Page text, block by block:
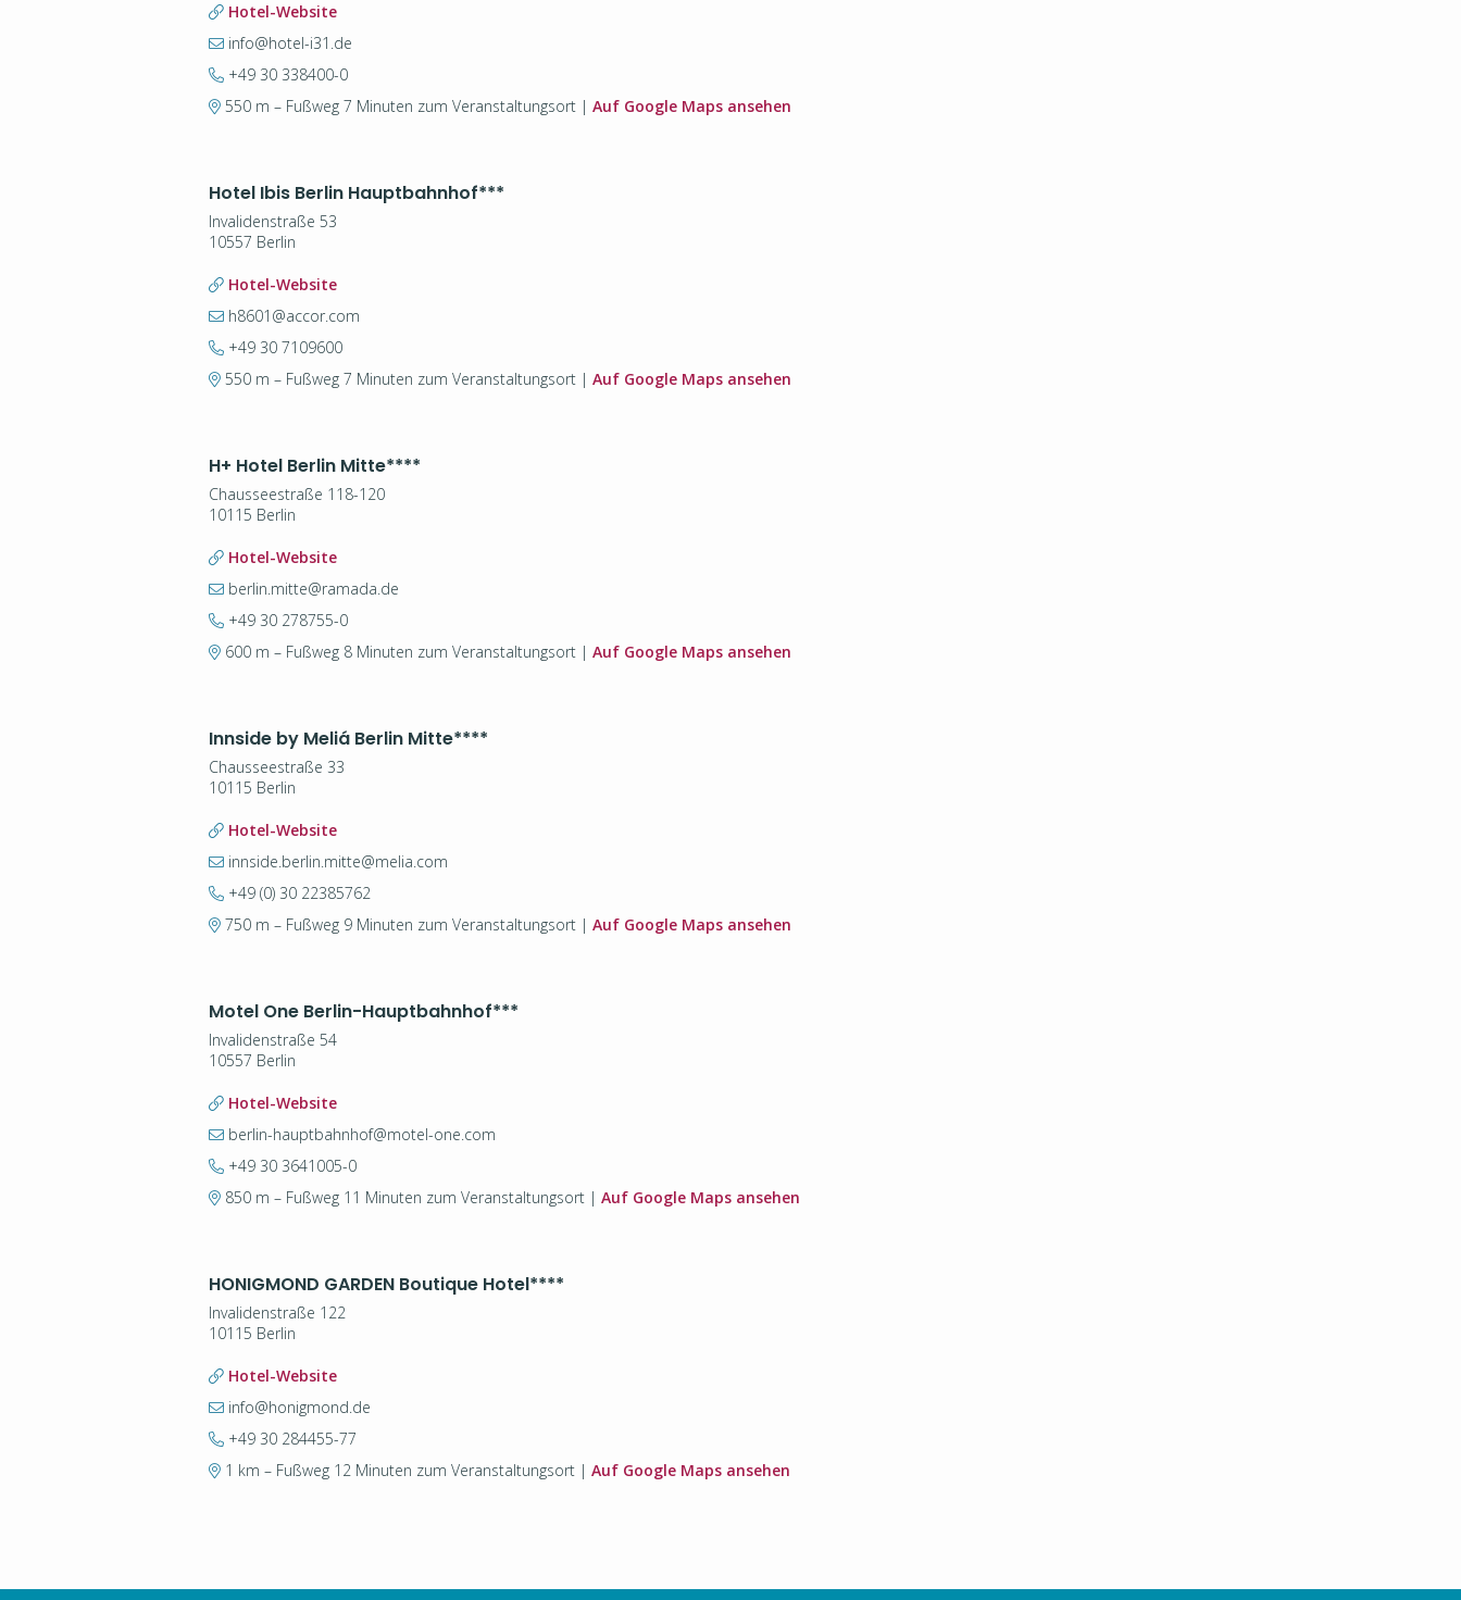
Hotel-Website
info@hotel-i31.de
+49 30 338400-0
550 m – Fußweg 7 Minuten zum Veranstaltungsort | Auf Google Maps ansehen
Hotel Ibis Berlin Hauptbahnhof***
Invalidenstraße 53
10557 Berlin
Hotel-Website
h8601@accor.com
+49 30 7109600
550 m – Fußweg 7 Minuten zum Veranstaltungsort | Auf Google Maps ansehen
H+ Hotel Berlin Mitte****
Chausseestraße 118-120
10115 Berlin
Hotel-Website
berlin.mitte@ramada.de
+49 30 278755-0
600 m – Fußweg 8 Minuten zum Veranstaltungsort | Auf Google Maps ansehen
Innside by Meliá Berlin Mitte****
Chausseestraße 33
10115 Berlin
Hotel-Website
innside.berlin.mitte@melia.com
+49 (0) 30 22385762
750 m – Fußweg 9 Minuten zum Veranstaltungsort | Auf Google Maps ansehen
Motel One Berlin-Hauptbahnhof***
Invalidenstraße 54
10557 Berlin
Hotel-Website
berlin-hauptbahnhof@motel-one.com
+49 30 3641005-0
850 m – Fußweg 11 Minuten zum Veranstaltungsort | Auf Google Maps ansehen
HONIGMOND GARDEN Boutique Hotel****
Invalidenstraße 122
10115 Berlin
Hotel-Website
info@honigmond.de
+49 30 284455-77
1 km – Fußweg 12 Minuten zum Veranstaltungsort | Auf Google Maps ansehen